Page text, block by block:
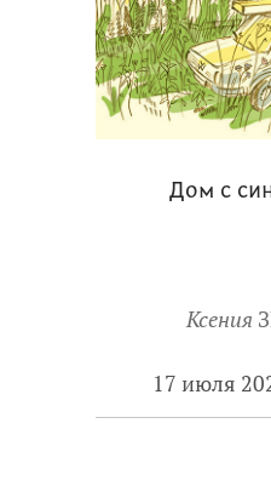
Дом с
Ксения
17 июля